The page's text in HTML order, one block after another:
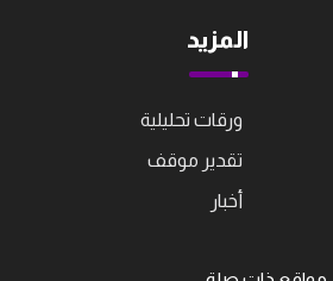
المزيد
ورقات تحليلية
تقدير موقف
أخبار